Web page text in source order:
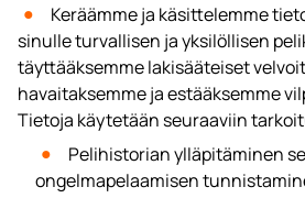
Keräämme ja käsittelemme
sinulle turvallisen ja yksilöllisen
täyttääksemme lakisääteiset
havaitaksemme ja estääksemme
Tietoja käytetään seuraaviin
Pelihistorian ylläpitäminen
ongelmapelaamisen